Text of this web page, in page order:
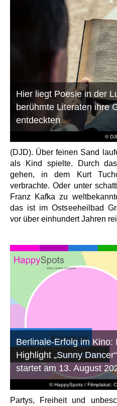
©
Hier liegt Poesie in der
berühmte Literaten ihre
entdeckten
(DJD). Über feinen Sand
als Kind spielte. Durch
gehen, in dem Kurt
verbrachte. Oder unter
Franz Kafka zu
das ist im Ostseeheilbad
vor über einhundert Jahren
© HappySpots / Filmplakat:
Berlinale-Erfolg im Kino:
Highlight „Sunny
startet am 13. August
Partys, Freiheit und